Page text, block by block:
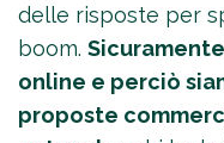
delle risposte per
boom.
online e perciò
proposte